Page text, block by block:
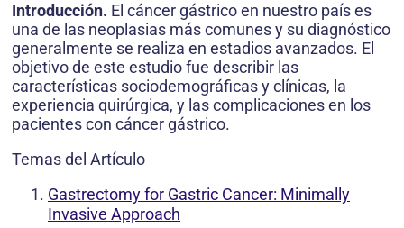
Introducción. El cáncer gástrico en nuestro país es
una de las neoplasias más comunes y su diagnóstico
generalmente se realiza en estadios avanzados. El
objetivo de este estudio fue describir las
características sociodemográficas y clínicas, la
experiencia quirúrgica, y las complicaciones en los
pacientes con cáncer gástrico.
Temas del Artículo
Gastrectomy for Gastric Cancer: Minimally
Invasive Approach